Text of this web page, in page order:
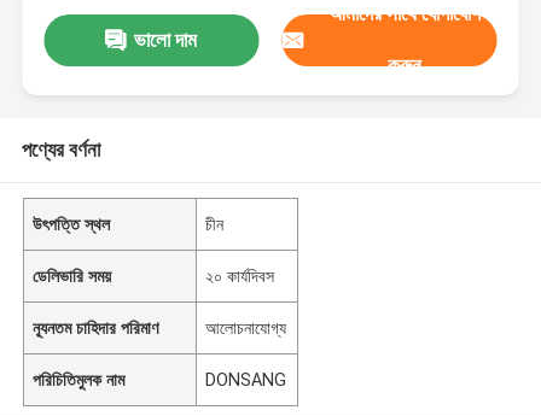
ভালো দাম
আমাদের সাথে যোগাযোগ
করুন
পণ্যের বর্ণনা
উৎপত্তি স্থল চীন
ডেলিভারি সময় ২০ কার্যদিবস
ন্যূনতম চাহিদার পরিমাণ আলোচনাযোগ্য
পরিচিতিমুলক নাম DONSANG